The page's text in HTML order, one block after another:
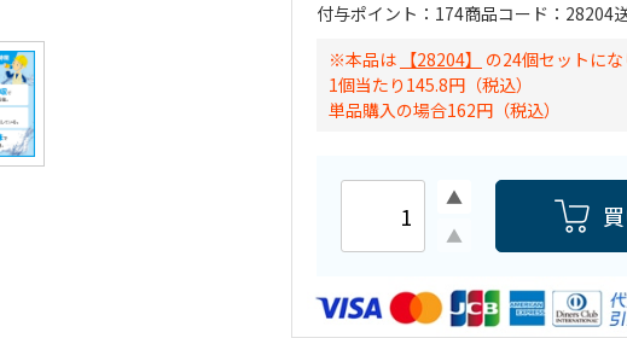
付与ポイント 174商品コード 28204
※本品は 【28204】
の24個セットにな
1個当たり145.8円（税込）
単品購入の場合162円（税込）